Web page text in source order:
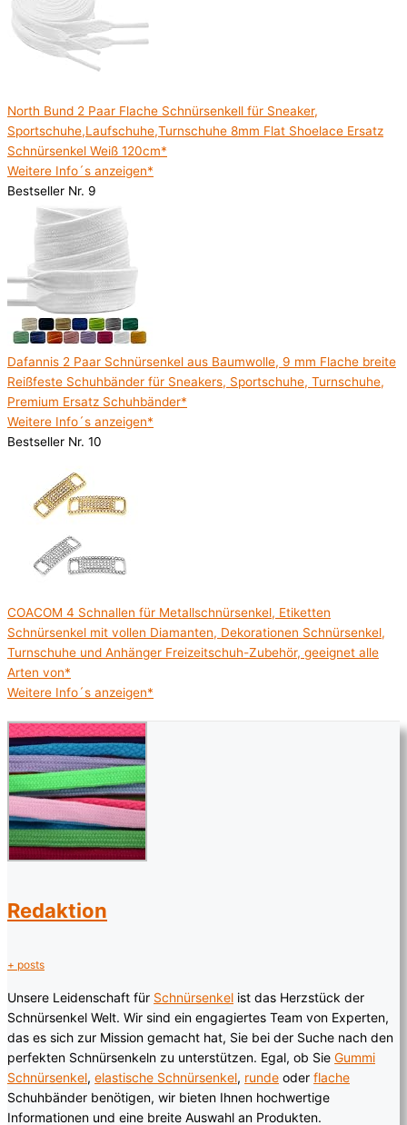
North Bund 2 Paar Flache Schnürsenkell für Sneaker,
Sportschuhe,Laufschuhe,Turnschuhe 8mm Flat Shoelace Ersatz
Schnürsenkel Weiß 120cm*
Weitere Info´s anzeigen*
Bestseller Nr. 9
Dafannis 2 Paar Schnürsenkel aus Baumwolle, 9 mm Flache breite
Reißfeste Schuhbänder für Sneakers, Sportschuhe, Turnschuhe,
Premium Ersatz Schuhbänder*
Weitere Info´s anzeigen*
Bestseller Nr. 10
COACOM 4 Schnallen für Metallschnürsenkel, Etiketten
Schnürsenkel mit vollen Diamanten, Dekorationen Schnürsenkel,
Turnschuhe und Anhänger Freizeitschuh-Zubehör, geeignet alle
Arten von*
Weitere Info´s anzeigen*
Redaktion
+ posts
Unsere Leidenschaft für Schnürsenkel ist das Herzstück der
Schnürsenkel Welt. Wir sind ein engagiertes Team von Experten,
das es sich zur Mission gemacht hat, Sie bei der Suche nach den
perfekten Schnürsenkeln zu unterstützen. Egal, ob Sie Gummi
Schnürsenkel, elastische Schnürsenkel, runde oder flache
Schuhbänder benötigen, wir bieten Ihnen hochwertige
Informationen und eine breite Auswahl an Produkten.